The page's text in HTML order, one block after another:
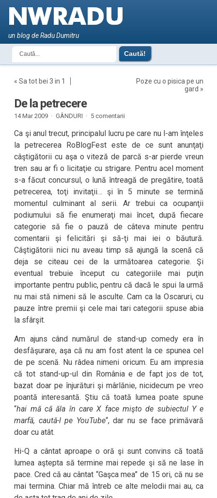
un blog de Radu Dumitru
«Sa tot bei 3 in 1
Poze cu o pisica pe un
gard »
De la petrecere
14 Mar 2009 · GÂNDURI · 5 comentarii
Ca şi anul trecut, principalul lucru pe care nu l-am înţeles
la petrecerea RoBlogFest este de ce sunt anunţaţi
câştigătorii cu aşa o viteză de parcă s-ar pierde vreun
tren sau ar fi o licitaţie cu strigare. Pentru acel moment
s-a făcut concursul, o lună întreagă de pregătire, toată
petrecerea, toţi invitaţii… şi în 5 minute se termină
momentul culminant al serii. Ar trebui ca ocupanţii
podiumului să fie enumeraţi mai încet, după fiecare
categorie să fie o pauză de câteva minute pentru
comentarii şi felicitări şi să-ţi mai iei o băutură.
Câştigătorii nici nu aveau timp să ajungă la scenă că
deja se citeau cei de la următoarea categorie. Şi
eventual trebuie început cu categoriile mai puţin
importante pentru public, pentru că dacă le spui la urmă
nu mai stă nimeni să le asculte. Cam ca la Oscaruri, cu
pauze între premii şi cele mai tari categorii spuse abia
la sfârşit.
Am ajuns când numărul de stand-up comedy era în
desfăşurare, aşa că nu am fost atent la ce spunea cel
de pe scenă. Nu râdea nimeni oricum. Eu am impresia
că tot stand-up-ul din România e de fapt jos de tot,
bazat doar pe înjurături şi mârlănie, nicidecum pe vreo
poantă interesantă. Ştiu că toată lumea poate spune
“hai mă că ăla în care X face mişto de subiectul Y e
marfă, caută-l pe YouTube“, dar nu se face primăvară
doar cu atât.
Hi-Q a cântat aproape o oră şi sunt convins că toată
lumea aştepta să termine mai repede şi să ne lase în
pace. Cred că au cântat “Gaşca mea” de 15 ori, că nu se
mai termina. Chiar mă întreb ce alte melodii mai au, ca